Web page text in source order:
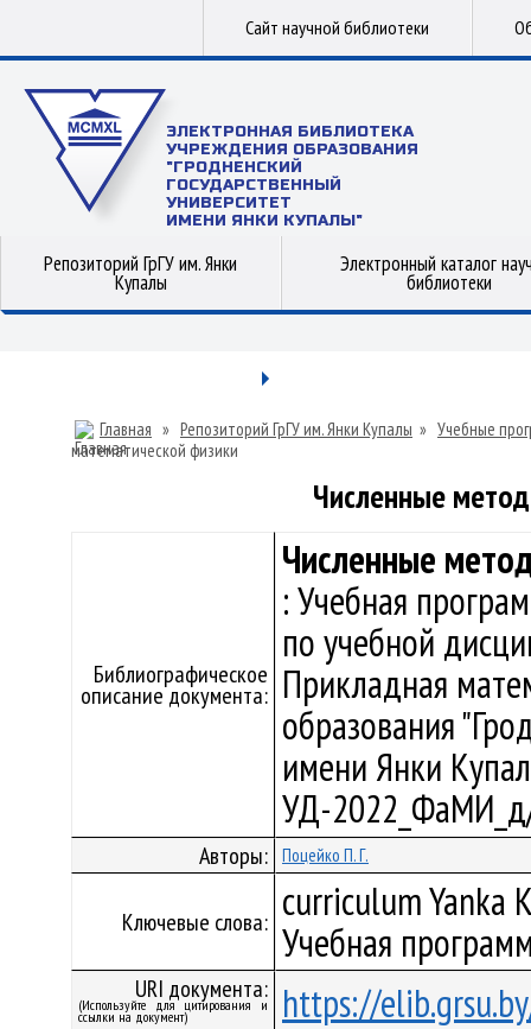
Сайт научной библиотеки
ЭЛЕКТРОННАЯ БИБЛИОТЕКА
УЧРЕЖДЕНИЯ ОБРАЗОВАНИЯ
"ГРОДНЕНСКИЙ
ГОСУДАРСТВЕННЫЙ
УНИВЕРСИТЕТ
ИМЕНИ ЯНКИ КУПАЛЫ"
Репозиторий ГрГУ им. Янки
Купалы
Электронный каталог
библиотеки
Главная » Репозиторий ГрГУ им. Янки Купалы » Учебные
математической физики
Численные
Библиографическое
описание документа:
Численные
: Учебная
по учебной
Прикладная
образования
имени Янки
УД-
Авторы: Поцейко П. Г.
Ключевые слова: curriculum Yanka
Учебная
URI документа:
(Используйте для цитирования и
ссылки на документ) https://